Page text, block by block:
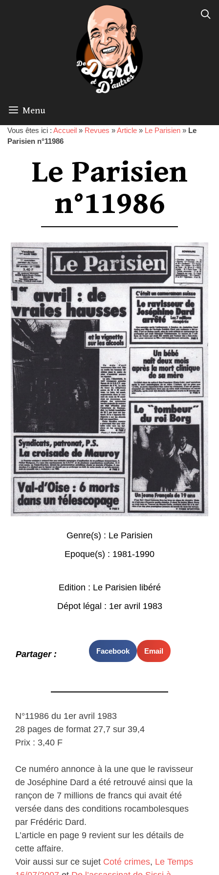
Menu
Vous êtes ici : Accueil » Revues »Article » Le Parisien » Le
Parisien n°11986
Le Parisien
n°11986
Genre(s) : Le Parisien
Epoque(s) : 1981-1990
Edition : Le Parisien libéré
Dépot légal : 1er avril 1983
Partager : Facebook Email
N°11986 du 1er avril 1983
28 pages de format 27,7 sur 39,4
Prix : 3,40 F
Ce numéro annonce à la une que le ravisseur
de Joséphine Dard a été retrouvé ainsi que la
rançon de 7 millions de francs qui avait été
versée dans des conditions rocambolesques
par Frédéric Dard.
L’article en page 9 revient sur les détails de
cette affaire.
Voir aussi sur ce sujet Coté crimes, Le Temps